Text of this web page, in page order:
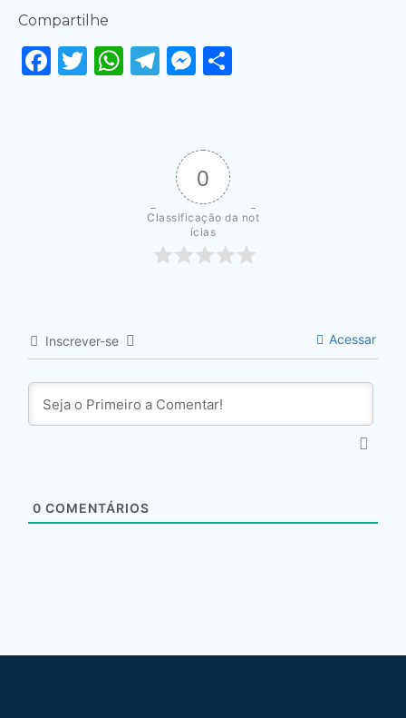
Compartilhe
Facebook
Twitter
WhatsApp
Telegram
Messenger
0
Classificação da not
ícias
Inscrever-se Acessar
0 COMENTÁRIOS